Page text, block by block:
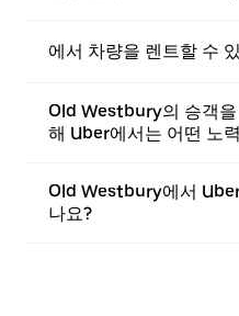
에서 차량을 렌트할 수
Old Westbury의 승객
해 Uber에서는 어떤 노
Old Westbury에서
나요?